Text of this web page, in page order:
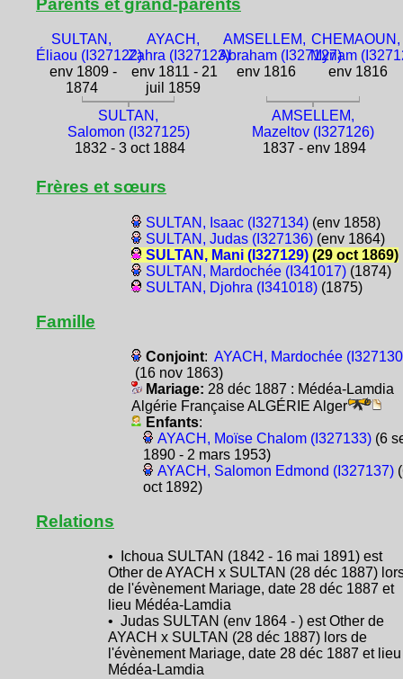
Parents et grand-parents
SULTAN,
Éliaou (I327122)
env 1809 -
1874
AYACH,
Zahra (I327123)
env 1811 - 21
juil 1859
AMSELLEM,
Abraham (I327127)
env 1816
CHEMAOUN,
Myriam
env 1816
SULTAN,
Salomon (I327125)
1832 - 3 oct 1884
AMSELLEM,
Mazeltov (I327126)
1837 - env 1894
Frères et sœurs
SULTAN, Isaac (I327134)(env 1858)
SULTAN, Judas (I327136)(env 1864)
SULTAN, Mani (I327129)(29 oct 1869)
SULTAN, Mardochée (I341017)(1874)
SULTAN, Djohra (I341018)(1875)
Famille
Conjoint: AYACH, Mardochée
(16 nov 1863)
Mariage: 28 déc 1887 : Médéa-Lamdia
Algérie Française ALGÉRIE Alger
Enfants:
AYACH, Moïse Chalom (I327133)(6
1890 - 2 mars 1953)
AYACH, Salomon Edmond (I327137)
oct 1892)
Relations
• Ichoua SULTAN (1842 - 16 mai 1891) est
Other de AYACH x SULTAN (28 déc 1887)
de l'évènement Mariage, date 28 déc 1887 et
lieu Médéa-Lamdia
• Judas SULTAN (env 1864 - ) est Other de
AYACH x SULTAN (28 déc 1887) lors de
l'évènement Mariage, date 28 déc 1887 et lieu
Médéa-Lamdia